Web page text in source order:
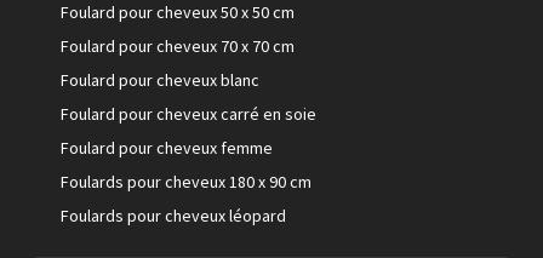
Foulard pour cheveux 50 x 50 cm
Foulard pour cheveux 70 x 70 cm
Foulard pour cheveux blanc
Foulard pour cheveux carré en soie
Foulard pour cheveux femme
Foulards pour cheveux 180 x 90 cm
Foulards pour cheveux léopard